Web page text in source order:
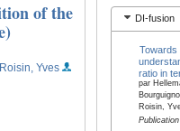
of the
Yves
DI-fusion
Towards
ratio in
par
Roisin,
Publication